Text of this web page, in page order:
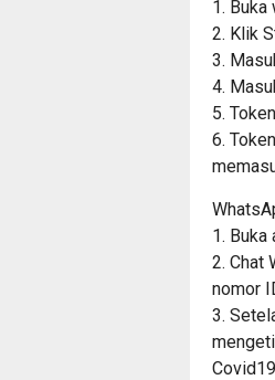
1.
2. Klik
3.
4.
5.
6.
1. Buka
2. Chat
nomor
3.